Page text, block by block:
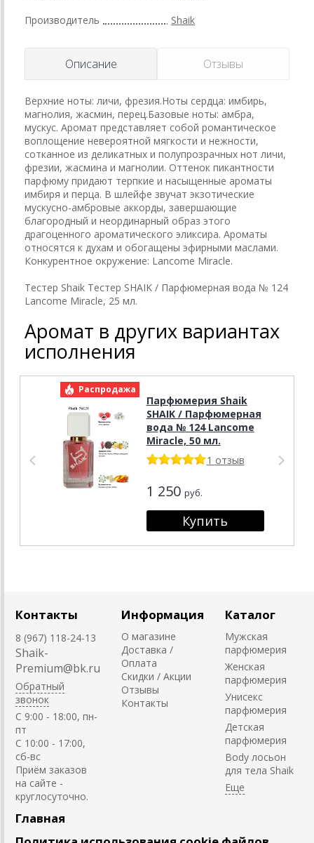
Производитель Shaik
Описание Отзывы
Верхние ноты: личи, фрезия.Ноты сердца: имбирь,
магнолия, жасмин, перец.Базовые ноты: амбра,
мускус. Аромат представляет собой романтическое
воплощение невероятной мягкости и нежности,
сотканное из деликатных и полупрозрачных нот личи,
фрезии, жасмина и магнолии. Оттенок пикантности
парфюму придают терпкие и насыщенные ароматы
имбиря и перца. В шлейфе звучат экзотические
мускусно-амбровые аккорды, завершающие
благородный и неординарный образ этого
драгоценного ароматического эликсира. Ароматы
относятся к духам и обогащены эфирными маслами.
Конкурентное окружение: Lancome Miracle.
Тестер Shaik Тестер SHAIK / Парфюмерная вода № 124
Lancome Miracle, 25 мл.
Аромат в других вариантах
исполнения
Распродажа
Парфюмерия Shaik
SHAIK / Парфюмерная
вода № 124 Lancome
Miracle, 50 мл.
1 отзыв
1 250 руб.
Контакты
8 (967) 118-24-13
Shaik-
Premium@bk.ru
Обратный
звонок
C 9:00 - 18:00, пн-
пт
С 10:00 - 17:00,
сб-вс
Приём заказов
на сайте -
круглосуточно.
Информация
О магазине
Доставка /
Оплата
Скидки / Акции
Отзывы
Контакты
Каталог
Мужская
парфюмерия
Женская
парфюмерия
Унисекс
парфюмерия
Детская
парфюмерия
Body лосьон
для тела Shaik
Главная